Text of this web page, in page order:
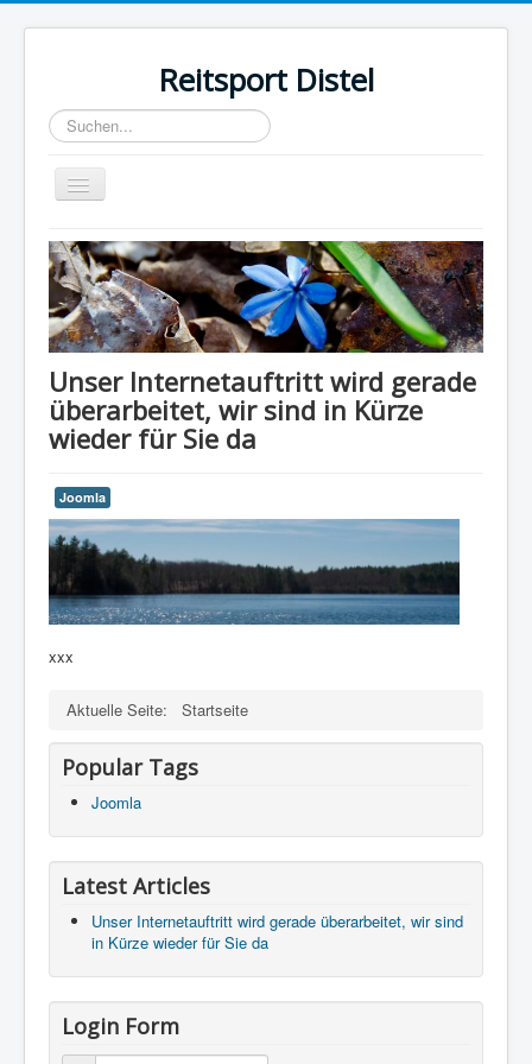
Reitsport Distel
Suchen...
Toggle
Navigation
Home
Unser Internetauftritt wird gerade
überarbeitet, wir sind in Kürze
wieder für Sie da
Joomla
xxx
Aktuelle Seite: Startseite
Popular Tags
Joomla
Latest Articles
Unser Internetauftritt wird gerade überarbeitet, wir sind
in Kürze wieder für Sie da
Login Form